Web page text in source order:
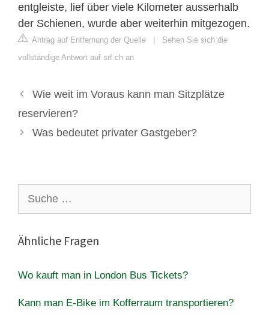
entgleiste, lief über viele Kilometer ausserhalb
der Schienen, wurde aber weiterhin mitgezogen.
Antrag auf Entfernung der Quelle | Sehen Sie sich die
vollständige Antwort auf srf.ch an
Wie weit im Voraus kann man Sitzplätze
reservieren?
Was bedeutet privater Gastgeber?
nach:
Ähnliche Fragen
Wo kauft man in London Bus Tickets?
Kann man E-Bike im Kofferraum transportieren?